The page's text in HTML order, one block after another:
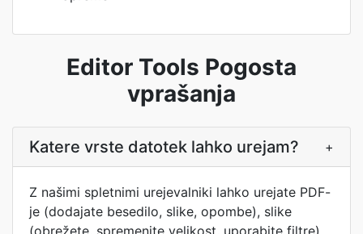
Editor Tools Pogosta
vprašanja
Katere vrste datotek lahko urejam? +
Z našimi spletnimi urejevalniki lahko urejate PDF-
je (dodajate besedilo, slike, opombe), slike
(obrežete, spremenite velikost, uporabite filtre)